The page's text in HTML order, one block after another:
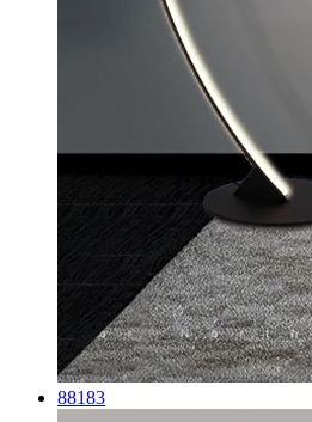
88183